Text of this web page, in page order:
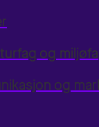
og
og